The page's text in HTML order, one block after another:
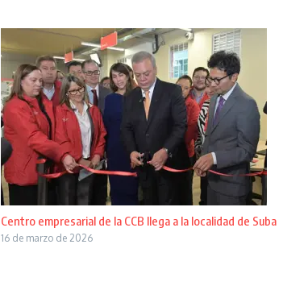
Centro empresarial de la CCB llega a la localidad de Suba
16 de marzo de 2026